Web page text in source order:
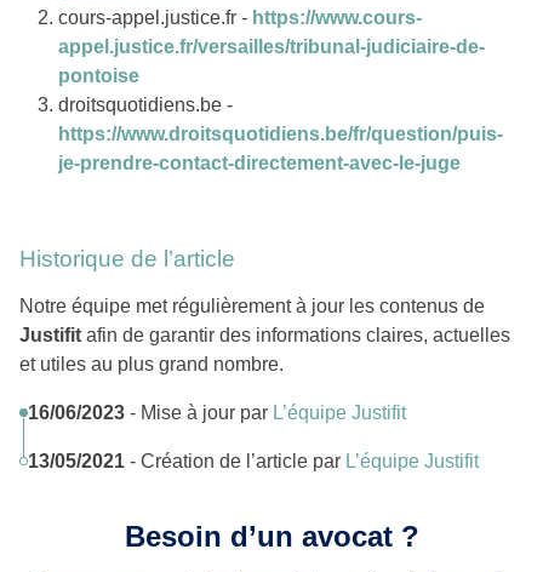
cours-appel.justice.fr - https://www.cours-
appel.justice.fr/versailles/tribunal-judiciaire-de-
pontoise
droitsquotidiens.be -
https://www.droitsquotidiens.be/fr/question/puis-
je-prendre-contact-directement-avec-le-juge
Historique de l’article
Notre équipe met régulièrement à jour les contenus de
Justifit afin de garantir des informations claires, actuelles
et utiles au plus grand nombre.
16/06/2023 - Mise à jour par L’équipe Justifit
13/05/2021 - Création de l’article par L’équipe Justifit
Besoin d’un avocat ?